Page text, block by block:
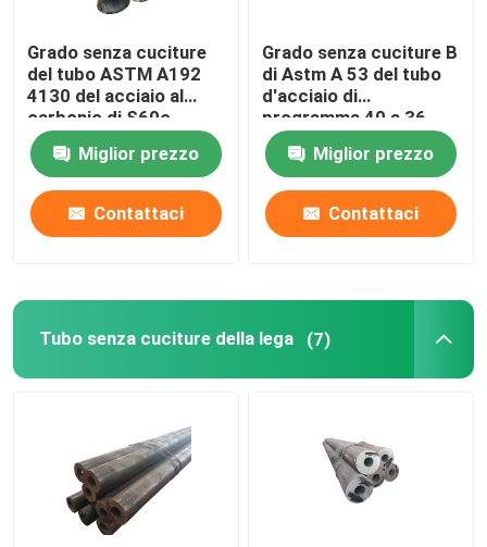
Grado senza cuciture
del tubo ASTM A192
4130 del acciaio al
carbonio di S60c
Miglior prezzo
Contattaci
Grado senza cuciture B
di Astm A 53 del tubo
d'acciaio di
programma 40 a 36
pollici
Miglior prezzo
Contattaci
Tubo senza cuciture della lega (7)